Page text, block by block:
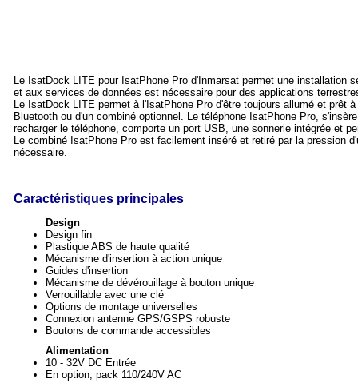
Le IsatDock LITE pour IsatPhone Pro d'Inmarsat permet une installation
et aux services de données est nécessaire pour des applications
Le IsatDock LITE permet à l'IsatPhone Pro d'être toujours allumé et prêt
Bluetooth ou d'un combiné optionnel. Le téléphone IsatPhone Pro,
recharger le téléphone, comporte un port USB, une sonnerie intégrée et
Le combiné IsatPhone Pro est facilement inséré et retiré par la pression
nécessaire.
Caractéristiques principales
Design
Design fin
Plastique ABS de haute qualité
Mécanisme d'insertion à action unique
Guides d'insertion
Mécanisme de dévérouillage à bouton unique
Verrouillable avec une clé
Options de montage universelles
Connexion antenne GPS/GSPS robuste
Boutons de commande accessibles
Alimentation
10 - 32V DC Entrée
En option, pack 110/240V AC